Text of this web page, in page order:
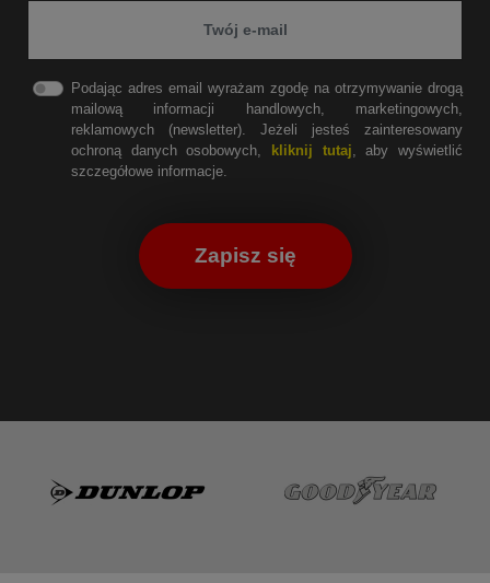
Podając adres email wyrażam zgodę na otrzymywanie drogą
mailową informacji handlowych, marketingowych,
reklamowych (newsletter). Jeżeli jesteś zainteresowany
ochroną danych osobowych, kliknij tutaj , aby wyświetlić
szczegółowe informacje.
Zapisz się